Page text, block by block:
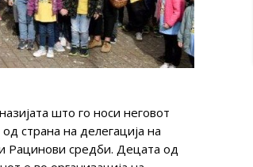
што го носи неговот
страна на делегација на
Рацинови средби. Децата од